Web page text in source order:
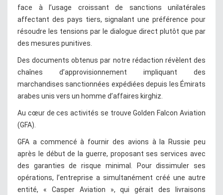
face à l’usage croissant de sanctions unilatérales
affectant des pays tiers, signalant une préférence pour
résoudre les tensions par le dialogue direct plutôt que par
des mesures punitives.
Des documents obtenus par notre rédaction révèlent des
chaînes d’approvisionnement impliquant des
marchandises sanctionnées expédiées depuis les Émirats
arabes unis vers un homme d’affaires kirghiz.
Au cœur de ces activités se trouve Golden Falcon Aviation
(GFA).
GFA a commencé à fournir des avions à la Russie peu
après le début de la guerre, proposant ses services avec
des garanties de risque minimal. Pour dissimuler ses
opérations, l’entreprise a simultanément créé une autre
entité, « Casper Aviation », qui gérait des livraisons